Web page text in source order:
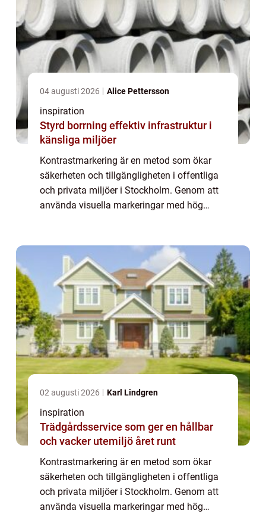
04 augusti 2026 Alice Pettersson
inspiration
Styrd borrning effektiv infrastruktur i
känsliga miljöer
Kontrastmarkering är en metod som ökar
säkerheten och tillgängligheten i offentliga
och privata miljöer i Stockholm. Genom att
använda visuella markeringar med hög
02 augusti 2026 Karl Lindgren
inspiration
Trädgårdsservice som ger en hållbar
och vacker utemiljö året runt
Kontrastmarkering är en metod som ökar
säkerheten och tillgängligheten i offentliga
och privata miljöer i Stockholm. Genom att
använda visuella markeringar med hög